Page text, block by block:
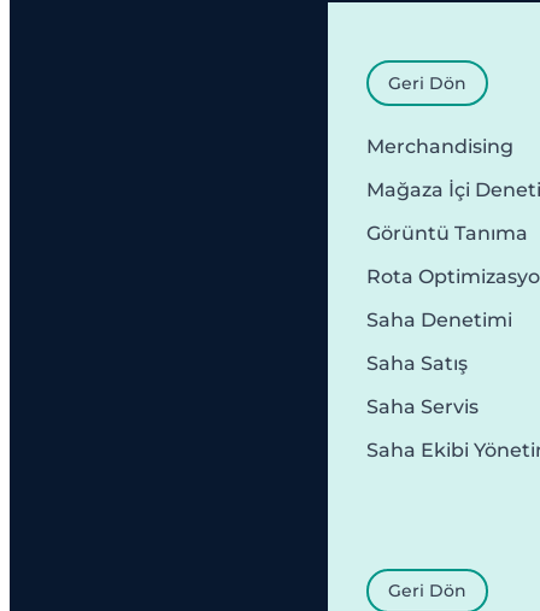
Geri Dön
Merchandising
Mağaza İçi
Görüntü Tanıma
Rota
Saha Denetimi
Saha Satış
Saha Servis
Saha Ekibi
Geri Dön